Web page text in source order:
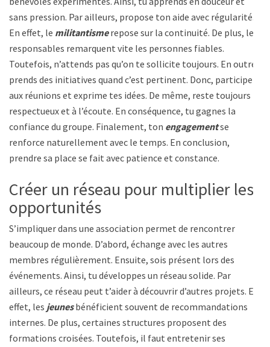
sans pression. Par ailleurs, propose ton aide avec régularité.
En effet, le militantismerepose sur la continuité. De plus, les
responsables remarquent vite les personnes fiables.
Toutefois, n’attends pas qu’on te sollicite toujours. En outre,
prends des initiatives quand c’est pertinent. Donc, participe
aux réunions et exprime tes idées. De même, reste toujours
respectueux et à l’écoute. En conséquence, tu gagnes la
confiance du groupe. Finalement, ton engagementse
renforce naturellement avec le temps. En conclusion,
prendre sa place se fait avec patience et constance.
Créer un réseau pour multiplier les
opportunités
S’impliquer dans une association permet de rencontrer
beaucoup de monde. D’abord, échange avec les autres
membres régulièrement. Ensuite, sois présent lors des
événements. Ainsi, tu développes un réseau solide. Par
ailleurs, ce réseau peut t’aider à découvrir d’autres projets. En
effet, les jeunesbénéficient souvent de recommandations
internes. De plus, certaines structures proposent des
formations croisées. Toutefois, il faut entretenir ses